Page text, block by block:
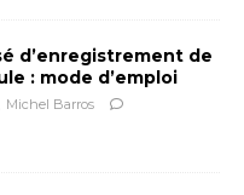
d’enregistrement de
: mode d’emploi
Michel Barros